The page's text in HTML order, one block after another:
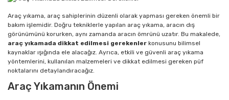
Araç yıkama, araç sahiplerinin düzenli olarak yapması gereken önemli bir
bakım işlemidir. Doğru tekniklerle yapılan araç yıkama, aracın dış
görünümünü korurken, aynı zamanda aracın ömrünü uzatır. Bu makalede,
araç yıkamada dikkat edilmesi gerekenler konusunu bilimsel
kaynaklar ışığında ele alacağız. Ayrıca, etkili ve güvenli araç yıkama
yöntemlerini, kullanılan malzemeleri ve dikkat edilmesi gereken püf
noktalarını detaylandıracağız.
Araç Yıkamanın Önemi